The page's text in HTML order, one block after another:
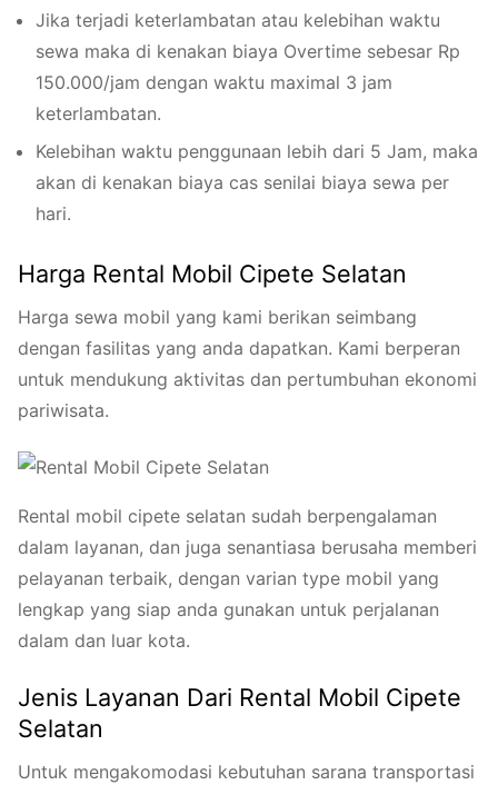
Jika terjadi keterlambatan atau kelebihan waktu
sewa maka di kenakan biaya Overtime sebesar Rp
150.000/jam dengan waktu maximal 3 jam
keterlambatan.
Kelebihan waktu penggunaan lebih dari 5 Jam, maka
akan di kenakan biaya cas senilai biaya sewa per
hari.
Harga Rental Mobil Cipete Selatan
Harga sewa mobil yang kami berikan seimbang
dengan fasilitas yang anda dapatkan. Kami berperan
untuk mendukung aktivitas dan pertumbuhan ekonomi
pariwisata.
Rental mobil cipete selatan sudah berpengalaman
dalam layanan, dan juga senantiasa berusaha memberi
pelayanan terbaik, dengan varian type mobil yang
lengkap yang siap anda gunakan untuk perjalanan
dalam dan luar kota.
Jenis Layanan Dari Rental Mobil Cipete
Selatan
Untuk mengakomodasi kebutuhan sarana transportasi